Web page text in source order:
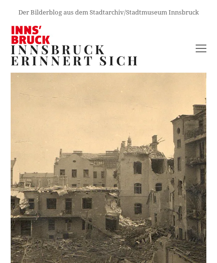
Der Bilderblog aus dem Stadtarchiv/Stadtmuseum Innsbruck
INNSBRUCK
ERINNERT SICH